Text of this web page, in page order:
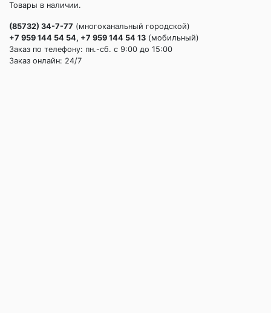
Товары в наличии.
(85732) 34-7-77 (многоканальный городской)
+7 959 144 54 54, +7 959 144 54 13 (мобильный)
Заказ по телефону: пн.-сб. c 9:00 до 15:00
Заказ онлайн: 24/7